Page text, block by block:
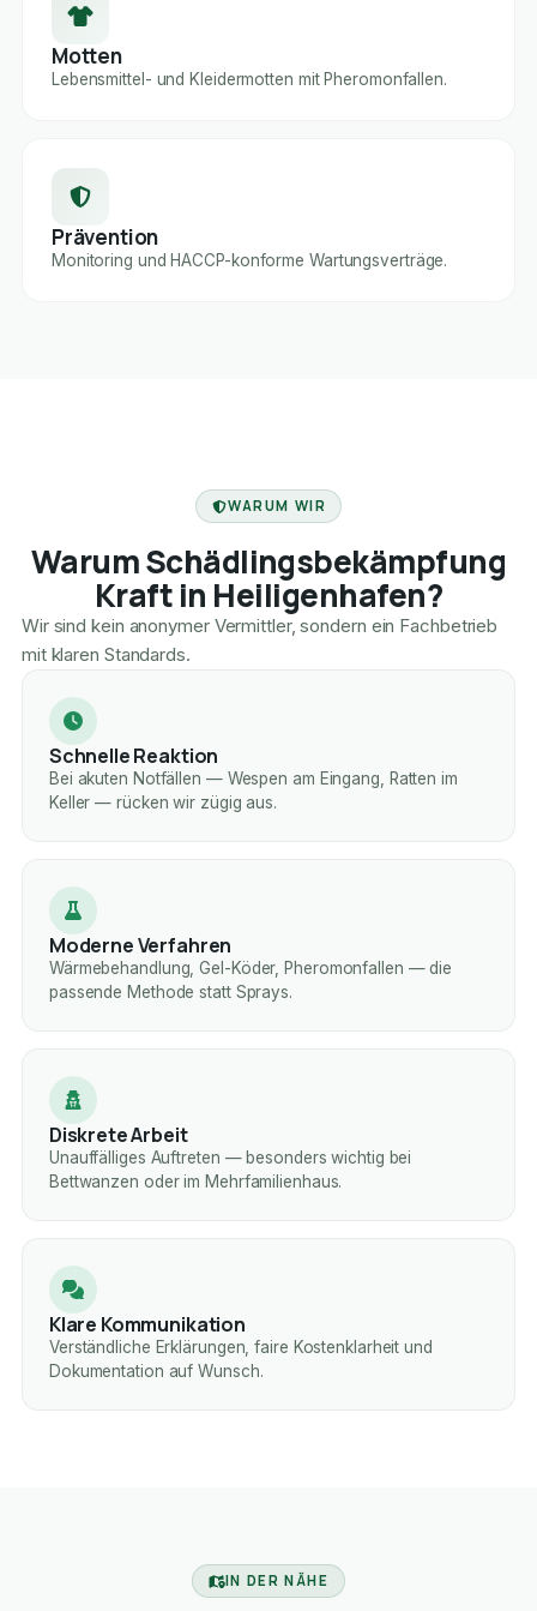
Motten
Lebensmittel- und Kleidermotten mit Pheromonfallen.
Prävention
Monitoring und HACCP-konforme Wartungsverträge.
WARUM WIR
Warum Schädlingsbekämpfung
Kraft in Heiligenhafen?
Wir sind kein anonymer Vermittler, sondern ein Fachbetrieb
mit klaren Standards.
Schnelle Reaktion
Bei akuten Notfällen — Wespen am Eingang, Ratten im
Keller — rücken wir zügig aus.
Moderne Verfahren
Wärmebehandlung, Gel-Köder, Pheromonfallen — die
passende Methode statt Sprays.
Diskrete Arbeit
Unauffälliges Auftreten — besonders wichtig bei
Bettwanzen oder im Mehrfamilienhaus.
Klare Kommunikation
Verständliche Erklärungen, faire Kostenklarheit und
Dokumentation auf Wunsch.
IN DER NÄHE